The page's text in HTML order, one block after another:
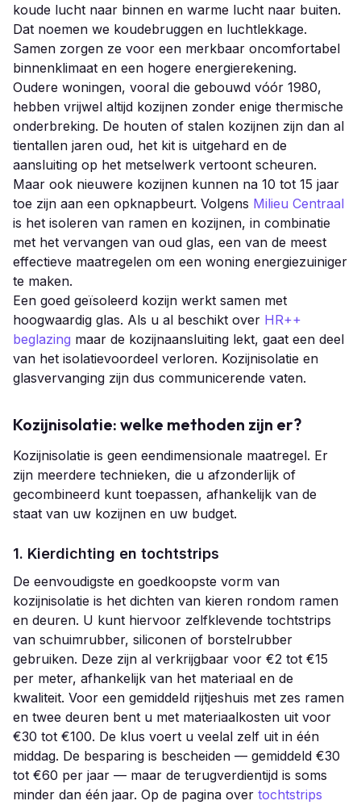
koude lucht naar binnen en warme lucht naar buiten.
Dat noemen we koudebruggen en luchtlekkage.
Samen zorgen ze voor een merkbaar oncomfortabel
binnenklimaat en een hogere energierekening.
Oudere woningen, vooral die gebouwd vóór 1980,
hebben vrijwel altijd kozijnen zonder enige thermische
onderbreking. De houten of stalen kozijnen zijn dan al
tientallen jaren oud, het kit is uitgehard en de
aansluiting op het metselwerk vertoont scheuren.
Maar ook nieuwere kozijnen kunnen na 10 tot 15 jaar
toe zijn aan een opknapbeurt. Volgens Milieu Centraal
is het isoleren van ramen en kozijnen, in combinatie
met het vervangen van oud glas, een van de meest
effectieve maatregelen om een woning energiezuiniger
te maken.
Een goed geïsoleerd kozijn werkt samen met
hoogwaardig glas. Als u al beschikt over HR++
beglazing maar de kozijnaansluiting lekt, gaat een deel
van het isolatievoordeel verloren. Kozijnisolatie en
glasvervanging zijn dus communicerende vaten.
Kozijnisolatie: welke methoden zijn er?
Kozijnisolatie is geen eendimensionale maatregel. Er
zijn meerdere technieken, die u afzonderlijk of
gecombineerd kunt toepassen, afhankelijk van de
staat van uw kozijnen en uw budget.
1. Kierdichting en tochtstrips
De eenvoudigste en goedkoopste vorm van
kozijnisolatie is het dichten van kieren rondom ramen
en deuren. U kunt hiervoor zelfklevende tochtstrips
van schuimrubber, siliconen of borstelrubber
gebruiken. Deze zijn al verkrijgbaar voor €2 tot €15
per meter, afhankelijk van het materiaal en de
kwaliteit. Voor een gemiddeld rijtjeshuis met zes ramen
en twee deuren bent u met materiaalkosten uit voor
€30 tot €100. De klus voert u veelal zelf uit in één
middag. De besparing is bescheiden — gemiddeld €30
tot €60 per jaar — maar de terugverdientijd is soms
minder dan één jaar. Op de pagina over tochtstrips